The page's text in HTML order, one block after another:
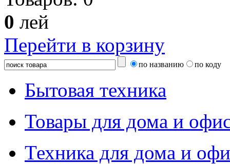
0 лей
Перейти в корзину
по названию по коду
Бытовая техника
Товары для дома и
Техника для дома и